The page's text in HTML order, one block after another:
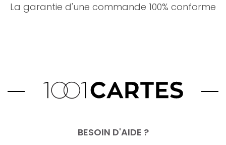
La garantie d'une commande 100% conforme
BESOIN D'AIDE ?